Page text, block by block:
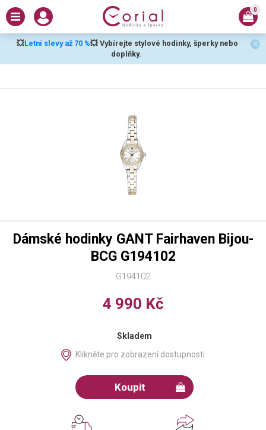
💥Letní slevy až 70 %💥 Vybírejte stylové hodinky, šperky nebo
doplňky.
0
G194102
Dámské hodinky GANT Fairhaven Bijou-
BCG G194102
4 990 Kč
Skladem
Klikněte pro zobrazení dostupnosti
Koupit